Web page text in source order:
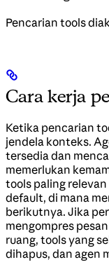
Pencarian tools
Cara kerja
Ketika pencarian
jendela konteks.
tersedia dan
memerlukan
tools paling
default, di mana
berikutnya. Jika
mengompres
ruang, tools yang
dihapus, dan agen